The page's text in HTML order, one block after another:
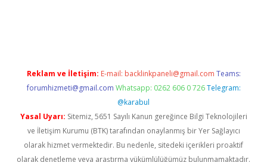
Reklam ve İletişim: E-mail: backlinkpaneli@gmail.com Teams:
forumhizmeti@gmail.com Whatsapp: 0262 606 0 726 Telegram:
@karabul
Yasal Uyarı: Sitemiz, 5651 Sayılı Kanun gereğince Bilgi Teknolojileri
ve İletişim Kurumu (BTK) tarafından onaylanmış bir Yer Sağlayıcı
olarak hizmet vermektedir. Bu nedenle, sitedeki içerikleri proaktif
olarak denetleme veya araştırma yükümlülüğümüz bulunmamaktadır.